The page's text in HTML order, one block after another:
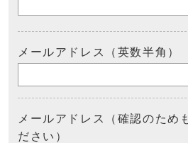
メールアドレス（英数半角）
メールアドレス（確認のため
ださい）